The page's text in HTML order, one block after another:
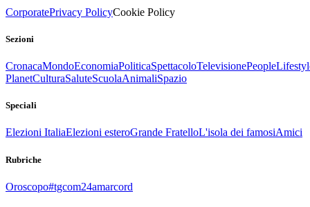
CorporatePrivacy PolicyCookie Policy
Sezioni
CronacaMondoEconomiaPoliticaSpettacoloTelevisionePeople
PlanetCulturaSaluteScuolaAnimaliSpazio
Speciali
Elezioni ItaliaElezioni esteroGrande FratelloL'isola dei famosiAmici
Rubriche
Oroscopo#tgcom24amarcord